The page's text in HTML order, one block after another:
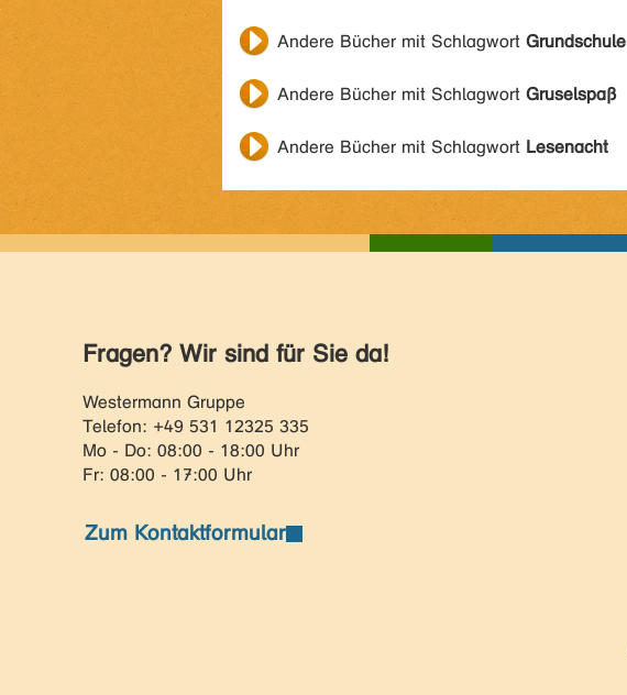
Andere Bücher mit Schlagwort Grundschule
Andere Bücher mit Schlagwort Gruselspaß
Andere Bücher mit Schlagwort Lesenacht